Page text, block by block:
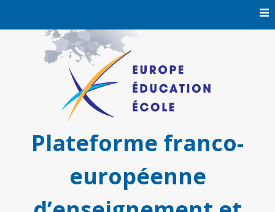
Plateforme franco-
européenne